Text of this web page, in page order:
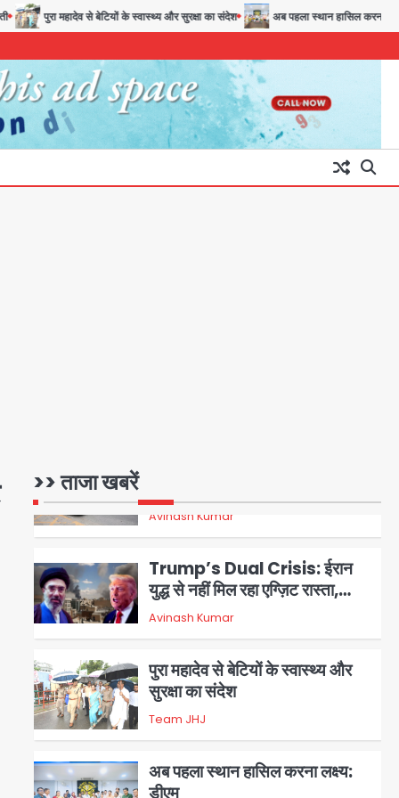
पुरा महादेव से बेटियों के स्वास्थ्य और सुरक्षा का संदेश अब पहला स्थान हासिल करना लक्ष्य:
>> ताजा खबरें
3
सुरक्षा का संदेश
Team JHJ
अब पहला स्थान हासिल करना लक्ष्य:
Team JHJ
2
युद्ध से नहीं मिल रहा एग्ज़िट रास्ता,
जन्मसिद्ध नागरिकता पर सुप्रीम कोर्ट
को दी फिर चुनौती
3
पुरा महादेव से बेटियों के स्वास्थ्य और
सुरक्षा का संदेश
4
अब पहला स्थान हासिल करना लक्ष्य:
डीएम